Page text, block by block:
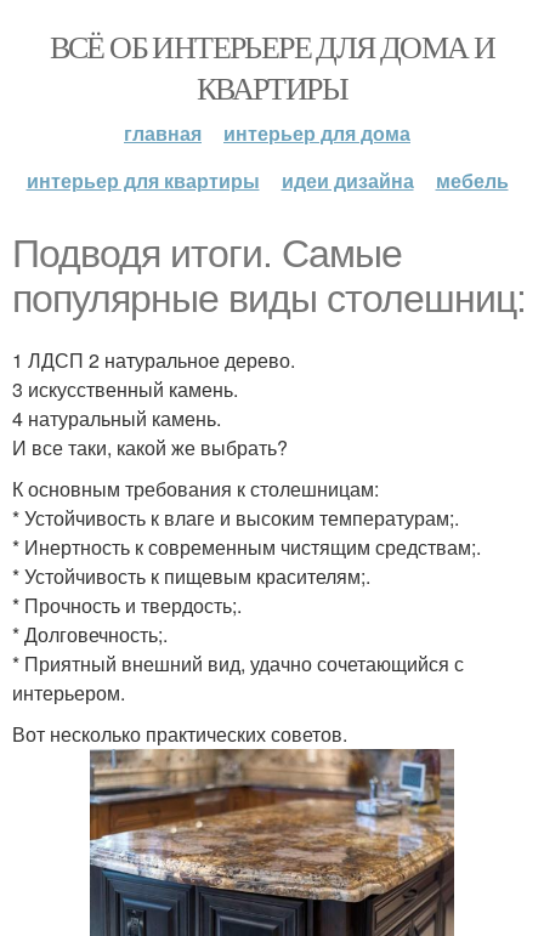
ВСЁ ОБ ИНТЕРЬЕРЕ ДЛЯ ДОМА И
КВАРТИРЫ
главная
интерьер для дома
интерьер для квартиры
идеи дизайна мебель
Подводя итоги. Самые
популярные виды столешниц:
1 ЛДСП 2 натуральное дерево.
3 искусственный камень.
4 натуральный камень.
И все таки, какой же выбрать?
К основным требования к столешницам:
* Устойчивость к влаге и высоким температурам;.
* Инертность к современным чистящим средствам;.
* Устойчивость к пищевым красителям;.
* Прочность и твердость;.
* Долговечность;.
* Приятный внешний вид, удачно сочетающийся с
интерьером.
Вот несколько практических советов.